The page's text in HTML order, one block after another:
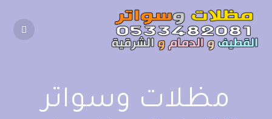
to
content
مظلات وسواتر